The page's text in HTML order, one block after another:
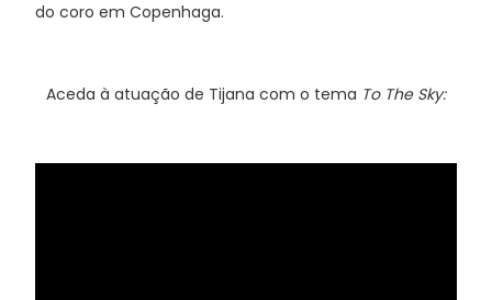
do coro em Copenhaga.
Aceda à atuação de Tijana com o tema To The Sky: